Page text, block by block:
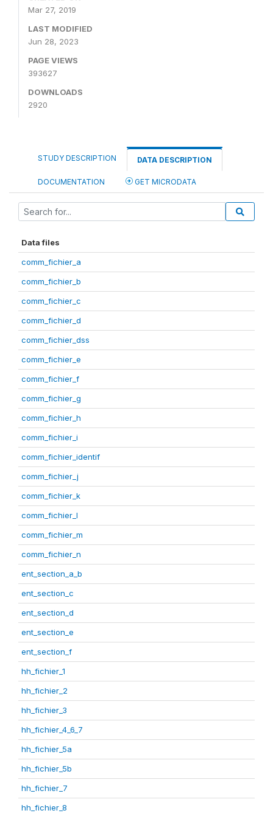
Mar 27, 2019
LAST MODIFIED
Jun 28, 2023
PAGE VIEWS
393627
DOWNLOADS
2920
STUDY DESCRIPTION DATA DESCRIPTION
DOCUMENTATION GET MICRODATA
Data files
comm_fichier_a
comm_fichier_b
comm_fichier_c
comm_fichier_d
comm_fichier_dss
comm_fichier_e
comm_fichier_f
comm_fichier_g
comm_fichier_h
comm_fichier_i
comm_fichier_identif
comm_fichier_j
comm_fichier_k
comm_fichier_l
comm_fichier_m
comm_fichier_n
ent_section_a_b
ent_section_c
ent_section_d
ent_section_e
ent_section_f
hh_fichier_1
hh_fichier_2
hh_fichier_3
hh_fichier_4_6_7
hh_fichier_5a
hh_fichier_5b
hh_fichier_7
hh_fichier_8